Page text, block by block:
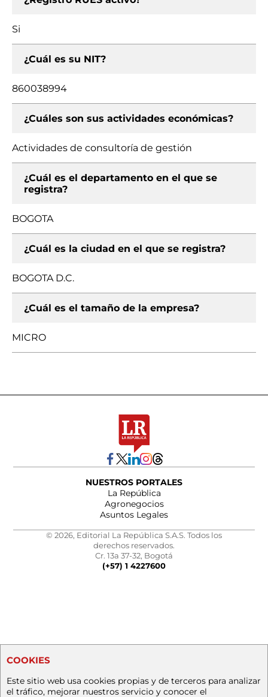
Si
¿Cuál es su NIT?
860038994
¿Cuáles son sus actividades económicas?
Actividades de consultoría de gestión
¿Cuál es el departamento en el que se
registra?
BOGOTA
¿Cuál es la ciudad en el que se registra?
BOGOTA D.C.
¿Cuál es el tamaño de la empresa?
MICRO
NUESTROS PORTALES
La República
Agronegocios
Asuntos Legales
© 2026, Editorial La República S.A.S. Todos los
derechos reservados.
Cr. 13a 37-32, Bogotá
(+57) 1 4227600
COOKIES
Este sitio web usa cookies propias y de terceros para analizar
el tráfico, mejorar nuestros servicio y conocer el